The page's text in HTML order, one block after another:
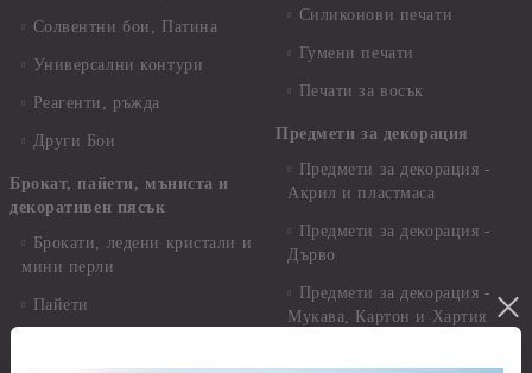
Солвентни бои, Патина
Универсални контури
Реагенти, ръжда
Други Бои
Брокат, пайети, мъниста и
декоративен пясък
Брокати, ледени кристали и
мини перли
Пайети
Силиконови печати
Гумени печати
Печати за восък
Предмети за декорация
Предмети за декорация -
Акрил и пластмаса
Предмети за декорация -
Дърво
Предмети за декорация -
Мукава, Картон и Хартия